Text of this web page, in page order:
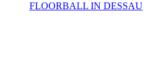
FLOORBALL IN DESSAU